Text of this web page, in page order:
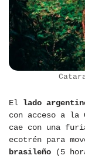
El lado
con acceso a la
cae con una
ecotrén para
brasileño (5